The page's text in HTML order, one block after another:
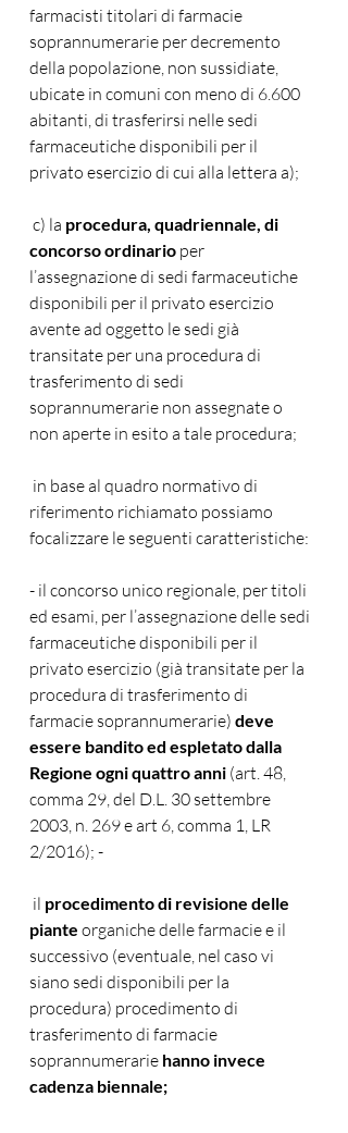
farmacisti titolari di farmacie
soprannumerarie per decremento
della popolazione, non sussidiate,
ubicate in comuni con meno di 6.600
abitanti, di trasferirsi nelle sedi
farmaceutiche disponibili per il
privato esercizio di cui alla lettera a);
c) la procedura, quadriennale, di
concorso ordinario per
l’assegnazione di sedi farmaceutiche
disponibili per il privato esercizio
avente ad oggetto le sedi già
transitate per una procedura di
trasferimento di sedi
soprannumerarie non assegnate o
non aperte in esito a tale procedura;
riferimento ri­chiamato possiamo
focalizzare le seguenti caratteristiche:
- il concorso unico regionale, per titoli
ed esami, per l’assegnazione delle sedi
farmaceutiche disponibili per il
privato esercizio (già transitate per la
procedura di trasferimento di
farmacie soprannumerarie) deve
essere bandito ed espletato dalla
Regione ogni quattro anni (art. 48,
comma 29, del D.L. 30 settembre
2003, n. 269 e art 6, comma 1, LR
2/2016); -
il procedimento di revisione delle
piante organiche delle farmacie e il
successivo (eventuale, nel caso vi
siano sedi disponibili per la
procedura) procedimento di
trasferimento di farmacie
soprannumerarie hanno invece
cadenza biennale;